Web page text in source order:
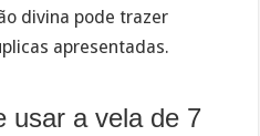
divina pode trazer
apresentadas.
usar a vela de 7